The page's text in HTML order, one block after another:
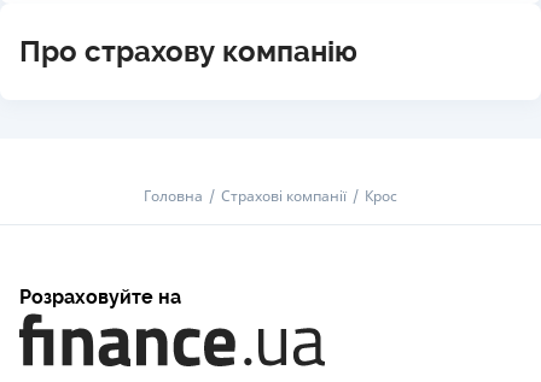
Про страхову компанію
Головна Страхові компанії Крос
Розраховуйте на